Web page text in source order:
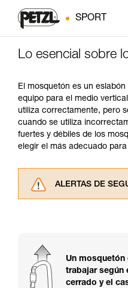
SPORT
Lo esencial sobre
El mosquetón es un
equipo para el medio
utiliza correctamente, pero
cuando se utiliza
fuertes y débiles de los
elegir el más adecuado
ALERTAS DE
comprender este
Dominar estas
y un
Un mosquetón
trabajar según
cerrado y el